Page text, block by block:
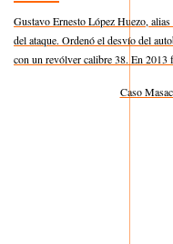
Gustavo Ernesto López Huezo,
del ataque. Ordenó el desvío del
con un revólver calibre 38. En 2013
Caso